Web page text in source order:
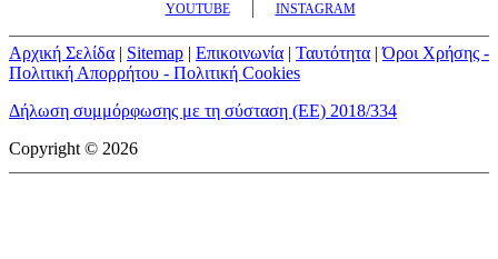
YOUTUBE INSTAGRAM
Αρχική Σελίδα Sitemap Επικοινωνία Ταυτότητα |Όροι Χρήσης -
Πολιτική Απορρήτου - Πολιτική Cookies
Δήλωση συμμόρφωσης με τη σύσταση (ΕΕ) 2018/334
Copyright © 2026